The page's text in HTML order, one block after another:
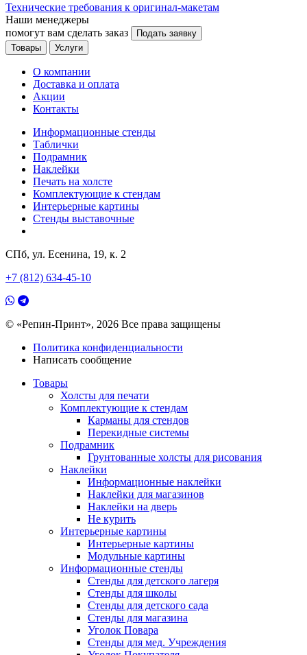
Технические требования к оригинал-макетам
Наши менеджеры
помогут вам сделать заказ
Подать заявку
Товары
Услуги
О компании
Доставка и оплата
Акции
Контакты
Информационные стенды
Таблички
Подрамник
Наклейки
Печать на холсте
Комплектующие к стендам
Интерьерные картины
Стенды выставочные
СПб, ул. Есенина, 19, к. 2
+7 (812) 634-45-10
© «Репин-Принт», 2026 Все права защищены
Политика конфиденциальности
Написать сообщение
Товары
Холсты для печати
Комплектующие к стендам
Карманы для стендов
Перекидные системы
Подрамник
Грунтованные холсты для рисования
Наклейки
Информационные наклейки
Наклейки для магазинов
Наклейки на дверь
Не курить
Интерьерные картины
Интерьерные картины
Модульные картины
Информационные стенды
Стенды для детского лагеря
Стенды для школы
Стенды для детского сада
Стенды для магазина
Уголок Повара
Стенды для мед. Учреждения